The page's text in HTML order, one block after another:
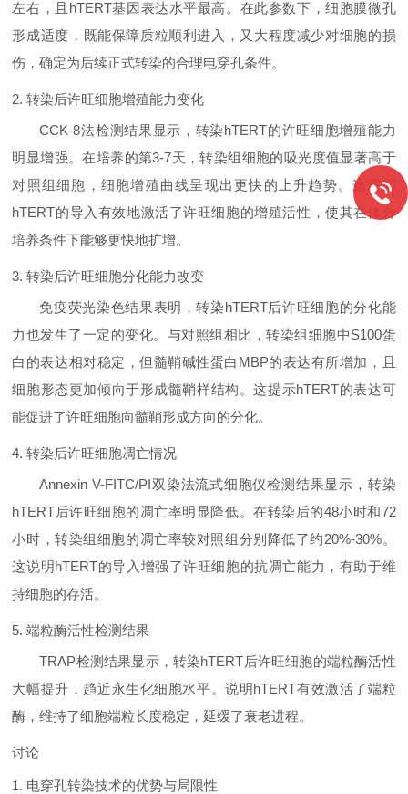
左右，且hTERT基因表达水平最高。在此参数下，细胞膜微孔
形成适度，既能保障质粒顺利进入，又大程度减少对细胞的损
伤，确定为后续正式转染的合理电穿孔条件。
2. 转染后许旺细胞增殖能力变化
CCK-8法检测结果显示，转染hTERT的许旺细胞增殖能力
明显增强。在培养的第3-7天，转染组细胞的吸光度值显著高于
对照组细胞，细胞增殖曲线呈现出更快的上升趋势。这表明
hTERT的导入有效地激活了许旺细胞的增殖活性，使其在体外
培养条件下能够更快地扩增。
3. 转染后许旺细胞分化能力改变
免疫荧光染色结果表明，转染hTERT后许旺细胞的分化能
力也发生了一定的变化。与对照组相比，转染组细胞中S100蛋
白的表达相对稳定，但髓鞘碱性蛋白MBP的表达有所增加，且
细胞形态更加倾向于形成髓鞘样结构。这提示hTERT的表达可
能促进了许旺细胞向髓鞘形成方向的分化。
4. 转染后许旺细胞凋亡情况
Annexin V-FITC/PI双染法流式细胞仪检测结果显示，转染
hTERT后许旺细胞的凋亡率明显降低。在转染后的48小时和72
小时，转染组细胞的凋亡率较对照组分别降低了约20%-30%。
这说明hTERT的导入增强了许旺细胞的抗凋亡能力，有助于维
持细胞的存活。
5. 端粒酶活性检测结果
TRAP检测结果显示，转染hTERT后许旺细胞的端粒酶活性
大幅提升，趋近永生化细胞水平。说明hTERT有效激活了端粒
酶，维持了细胞端粒长度稳定，延缓了衰老进程。
讨论
1. 电穿孔转染技术的优势与局限性